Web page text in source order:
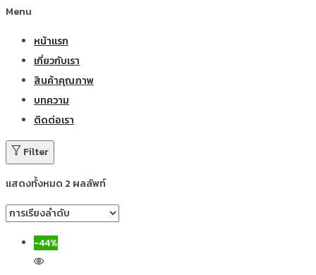
Menu
หน้าแรก
เกี่ยวกับเรา
สินค้าคุณภาพ
บทความ
ติดต่อเรา
Filter
แสดงทั้งหมด 2 ผลลัพท์
-44%